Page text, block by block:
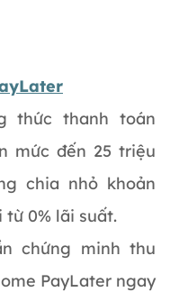
thức thanh toán
mức đến 25 triệu
chia nhỏ khoản
từ 0% lãi suất.
chứng minh thu
PayLater ngay